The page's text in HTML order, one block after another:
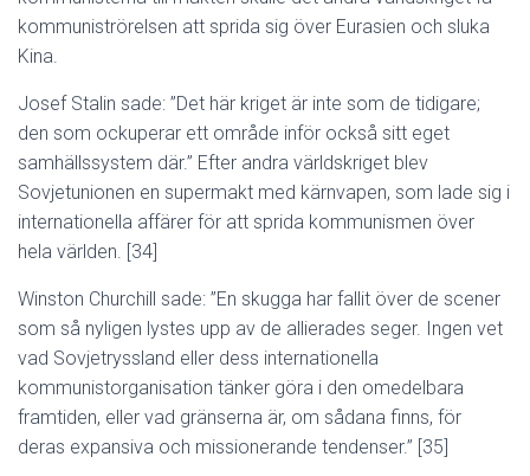
kommuniströrelsen att sprida sig över Eurasien och sluka
Kina.
Josef Stalin sade: ”Det här kriget är inte som de tidigare;
den som ockuperar ett område inför också sitt eget
samhällssystem där.” Efter andra världskriget blev
Sovjetunionen en supermakt med kärnvapen, som lade sig i
internationella affärer för att sprida kommunismen över
hela världen. [34]
Winston Churchill sade: ”En skugga har fallit över de scener
som så nyligen lystes upp av de allierades seger. Ingen vet
vad Sovjetryssland eller dess internationella
kommunistorganisation tänker göra i den omedelbara
framtiden, eller vad gränserna är, om sådana finns, för
deras expansiva och missionerande tendenser.” [35]